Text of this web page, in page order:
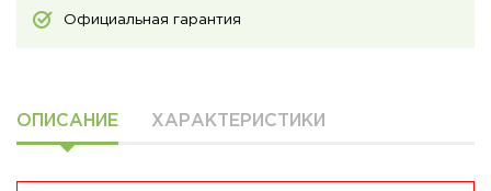
Официальная гарантия
ОПИСАНИЕ ХАРАКТЕРИСТИКИ